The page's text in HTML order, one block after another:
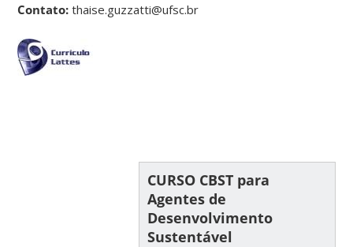
Contato: thaise.guzzatti@ufsc.br
CURSO CBST para
Agentes de
Desenvolvimento
Sustentável